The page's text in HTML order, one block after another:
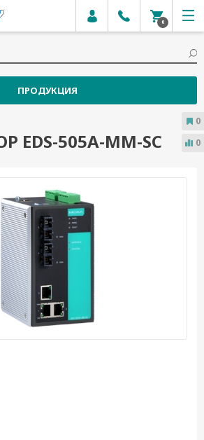
0
ПРОДУКЦИЯ
505A-MM-SC
0
0